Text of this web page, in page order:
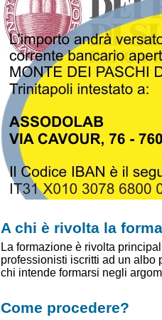
A chi è rivolta la
La formazione è rivolta
professionisti iscritti ad un albo
chi intende formarsi negli
Come procedere?